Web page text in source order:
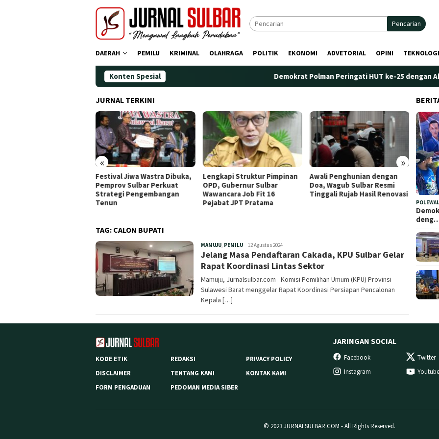
Pencarian
DAERAH PEMILU KRIMINAL OLAHRAGA POLITIK EKONOMI ADVETORIAL OPINI TEKNOLOGI
Konten Spesial Demokrat Polman Peringati HUT ke-25 dengan Aksi
JURNAL TERKINI
« »
Festival Jiwa Wastra Dibuka,
Pemprov Sulbar Perkuat
Strategi Pengembangan
Tenun
Lengkapi Struktur Pimpinan
OPD, Gubernur Sulbar
Wawancara Job Fit 16
Pejabat JPT Pratama
Awali Penghunian dengan
Doa, Wagub Sulbar Resmi
Tinggali Rujab Hasil Renovasi
Plt.
TAG: CALON BUPATI
MAMUJU, PEMILURedaksi
12 Agustus 2024
Jelang Masa Pendaftaran Cakada, KPU Sulbar Gelar
Rapat Koordinasi Lintas Sektor
Mamuju, Jurnalsulbar.com– Komisi Pemilihan Umum (KPU) Provinsi
Sulawesi Barat menggelar Rapat Koordinasi Persiapan Pencalonan
Kepala […]
KODE ETIK REDAKSI
PRIVACY POLICY
DISCLAIMER
TENTANG KAMI
KONTAK KAMI
FORM PENGADUAN
PEDOMAN MEDIA SIBER
JARINGAN SOCIAL
Facebook Twitter
Instagram
Youtube
© 2023 JURNALSULBAR.COM - All Rights Reserved.